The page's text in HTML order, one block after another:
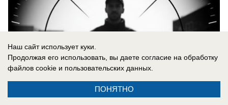
Наш сайт использует куки.
Продолжая его использовать, вы даете согласие на обработку
файлов cookie и пользовательских данных.
ПОНЯТНО